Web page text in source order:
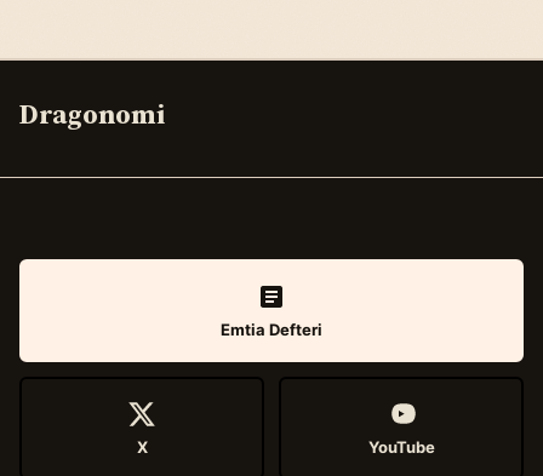
Dragonomi
Emtia Defteri
X YouTube